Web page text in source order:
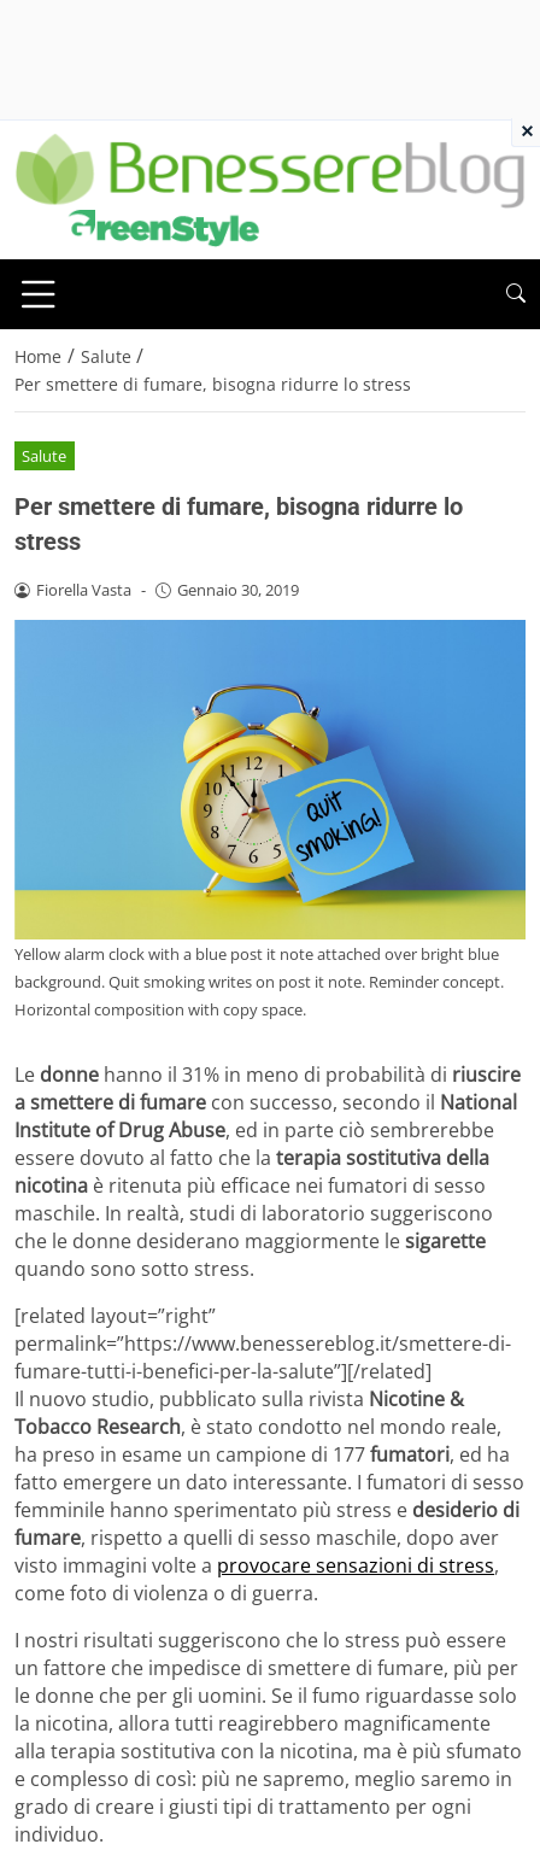
Home / Salute /
Per smettere di fumare, bisogna ridurre lo stress
Salute
Per smettere di fumare, bisogna ridurre lo
stress
Fiorella Vasta - Gennaio 30, 2019
Yellow alarm clock with a blue post it note attached over bright blue
background. Quit smoking writes on post it note. Reminder concept.
Horizontal composition with copy space.
Le donne hanno il 31% in meno di probabilità di riuscire
a smettere di fumare con successo, secondo il National
Institute of Drug Abuse, ed in parte ciò sembrerebbe
essere dovuto al fatto che la terapia sostitutiva della
nicotina è ritenuta più efficace nei fumatori di sesso
maschile. In realtà, studi di laboratorio suggeriscono
che le donne desiderano maggiormente lesigarette
quando sono sotto stress.
[related layout=”right”
permalink=”https://www.benessereblog.it/smettere-di-
fumare-tutti-i-benefici-per-la-salute”][/related]
Il nuovo studio, pubblicato sulla rivista Nicotine &
Tobacco Research, è stato condotto nel mondo reale,
ha preso in esame un campione di 177fumatori, ed ha
fatto emergere un dato interessante. I fumatori di sesso
femminile hanno sperimentato più stress e desiderio di
fumare, rispetto a quelli di sesso maschile, dopo aver
visto immagini volte a provocare sensazioni di stress,
come foto di violenza o di guerra.
I nostri risultati suggeriscono che lo stress può essere
un fattore che impedisce di smettere di fumare, più per
le donne che per gli uomini. Se il fumo riguardasse solo
la nicotina, allora tutti reagirebbero magnificamente
alla terapia sostitutiva con la nicotina, ma è più sfumato
e complesso di così: più ne sapremo, meglio saremo in
grado di creare i giusti tipi di trattamento per ogni
individuo.
×